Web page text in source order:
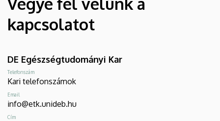
kapcsolatot
DE Egészségtudományi Kar
Telefonszám
Kari telefonszámok
Email
info@etk.unideb.hu
Cím